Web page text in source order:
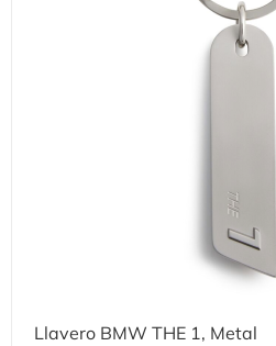
Llavero BMW THE 1, Metal